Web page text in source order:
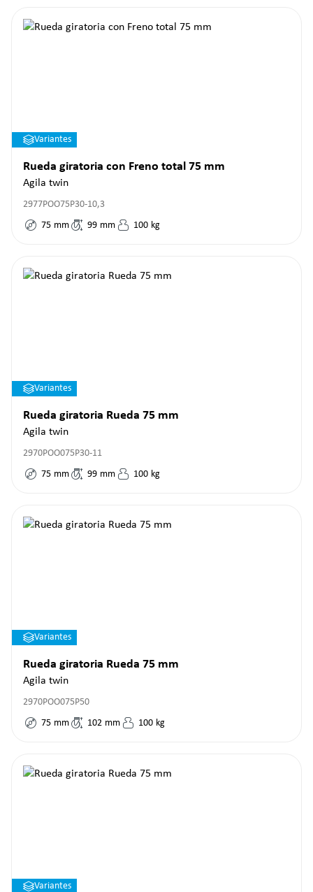
Variantes
Rueda giratoria con Freno total 75 mm
Agila twin
2977POO75P30-10,3
75 mm 99 mm 100 kg
Variantes
Rueda giratoria Rueda 75 mm
Agila twin
2970POO075P30-11
75 mm 99 mm 100 kg
Variantes
Rueda giratoria Rueda 75 mm
Agila twin
2970POO075P50
75 mm 102 mm 100 kg
Variantes